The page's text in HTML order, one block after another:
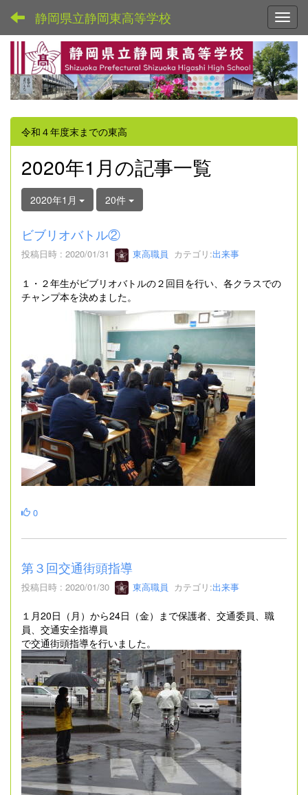
静岡県立静岡東高等学校
令和４年度末までの東高
2020年1月の記事一覧
2020年1月 20件
ビブリオバトル②
投稿日時 : 2020/01/31 東高職員 カテゴリ:出来事
１・２年生がビブリオバトルの２回目を行い、各クラスでの
チャンプ本を決めました。
0
第３回交通街頭指導
投稿日時 : 2020/01/30 東高職員 カテゴリ:出来事
１月20日（月）から24日（金）まで保護者、交通委員、職
員、交通安全指導員
で交通街頭指導を行いました。